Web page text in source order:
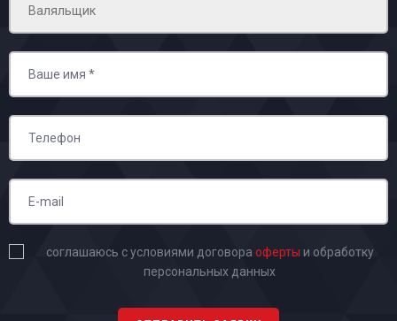
соглашаюсь с условиями договора оферты и обработку
персональных данных